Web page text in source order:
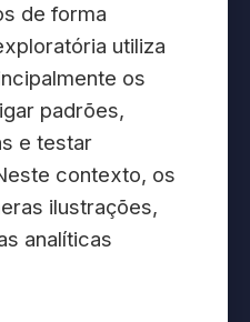
de forma
utiliza
os
padrões,
e testar
contexto, os
ilustrações,
analíticas